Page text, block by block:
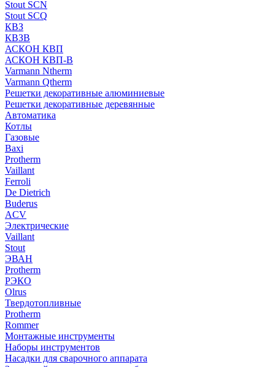
Stout SCN
Stout SCQ
КВЗ
КВЗВ
АСКОН КВП
АСКОН КВП-В
Varmann Ntherm
Varmann Qtherm
Решетки декоративные алюминиевые
Решетки декоративные деревянные
Автоматика
Котлы
Газовые
Baxi
Protherm
Vaillant
Ferroli
De Dietrich
Buderus
ACV
Электрические
Vaillant
Stout
ЭВАН
Protherm
РЭКО
Olrus
Твердотопливные
Protherm
Rommer
Монтажные инструменты
Наборы инструментов
Насадки для сварочного аппарата